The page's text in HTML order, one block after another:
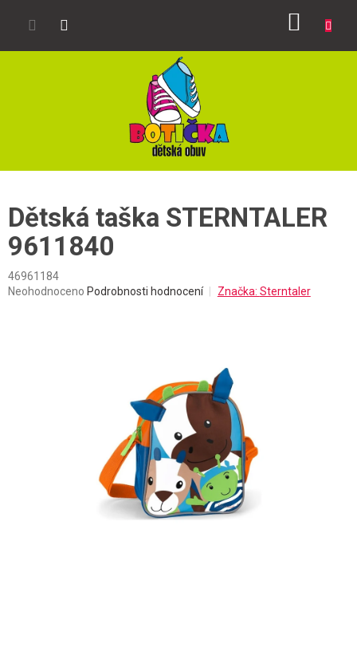
Dětská taška STERNTALER
9611840
46961184
Průměrné
Neohodnoceno Podrobnosti hodnocení Značka: Sterntaler